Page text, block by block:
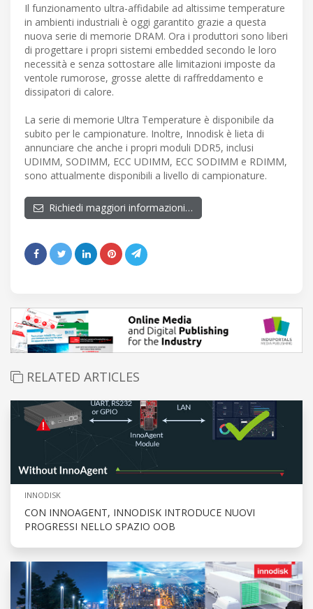
Il funzionamento ultra-affidabile ad altissime temperature
in ambienti industriali è oggi garantito grazie a questa
nuova serie di memorie DRAM. Ora i produttori sono liberi
di progettare i propri sistemi embedded secondo le loro
necessità e senza sottostare alle limitazioni imposte da
ventole rumorose, grosse alette di raffreddamento e
dissipatori di calore.
La serie di memorie Ultra Temperature è disponibile da
subito per le campionature. Inoltre, Innodisk è lieta di
annunciare che anche i propri moduli DDR5, inclusi
UDIMM, SODIMM, ECC UDIMM, ECC SODIMM e RDIMM,
sono attualmente disponibili a livello di campionature.
Richiedi maggiori informazioni…
RELATED ARTICLES
INNODISK
CON INNOAGENT, INNODISK INTRODUCE NUOVI
PROGRESSI NELLO SPAZIO OOB